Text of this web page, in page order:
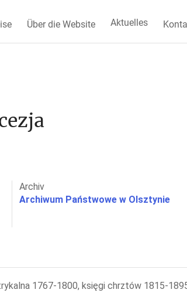
Über die Website Aktuelles
Archiv
Archiwum Państwowe w Olsztynie
1767-1800, księgi chrztów 1815-